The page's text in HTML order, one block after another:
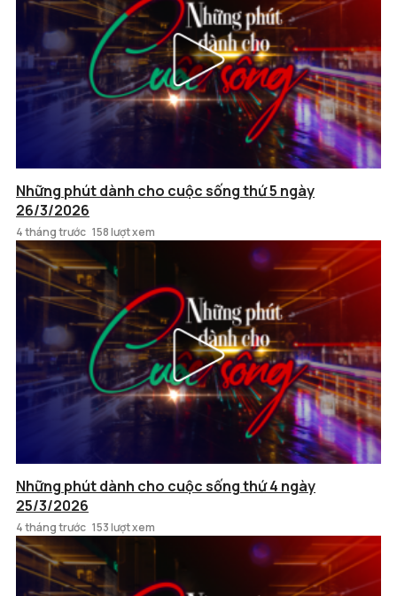
Những phút dành cho cuộc sống thứ 5 ngày
26/3/2026
4 tháng trước 158 lượt xem
Những phút dành cho cuộc sống thứ 4 ngày
25/3/2026
4 tháng trước 153 lượt xem